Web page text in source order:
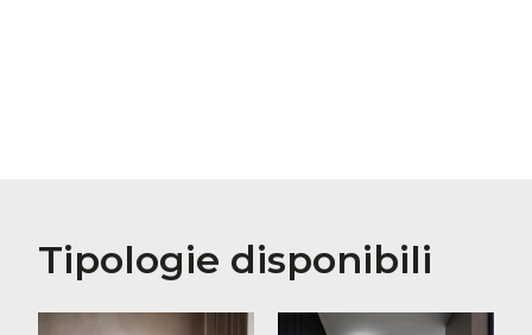
Tipologie disponibili